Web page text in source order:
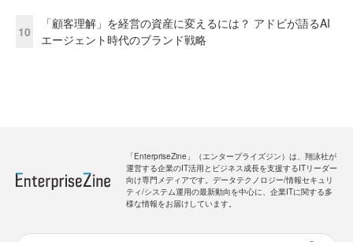
10
「顧客理解」を経営の資産に変えるには？ アドビが語るAI
エージェント時代のブランド戦略
「EnterpriseZine」（エンタープライズジン）は、翔泳社が
運営する企業のIT活用とビジネス成長を支援するITリーダー
向け専門メディアです。データテクノロジー/情報セキュリ
ティ/システム運用の最新動向を中心に、企業ITに関する多
様な情報をお届けしています。